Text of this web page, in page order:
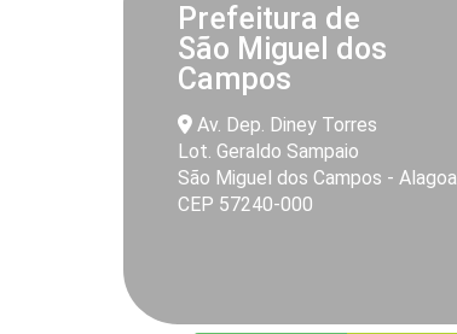
Prefeitura de
São Miguel dos
Campos
Av. Dep. Diney Torres
Lot. Geraldo Sampaio
São Miguel dos Campos -
CEP 57240-000